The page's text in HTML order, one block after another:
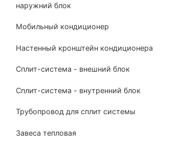
наружний блок
Мобильный кондиционер
Настенный кронштейн кондиционера
Сплит-система - внешний блок
Сплит-система - внутренний блок
Трубопровод для сплит системы
Завеса тепловая